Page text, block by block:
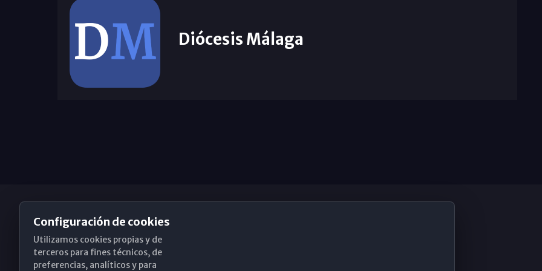
Diócesis Málaga
Obispado de Málaga
Configuración de cookies
Utilizamos cookies propias y de
terceros para fines técnicos, de
preferencias, analíticos y para